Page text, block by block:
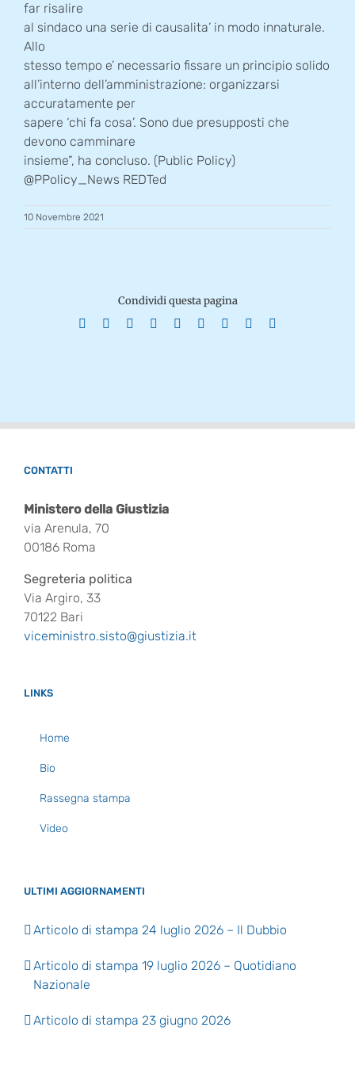
far risalire
al sindaco una serie di causalita’ in modo innaturale.
Allo
stesso tempo e’ necessario fissare un principio solido
all’interno dell’amministrazione: organizzarsi
accuratamente per
sapere ‘chi fa cosa’. Sono due presupposti che
devono camminare
insieme”, ha concluso. (Public Policy)
@PPolicy_News REDTed
10 Novembre 2021
Condividi questa pagina
Facebook Reddit LinkedInWhatsApp
TumblrPinterest
CONTATTI
Ministero della Giustizia
via Arenula, 70
00186 Roma
Segreteria politica
Via Argiro, 33
70122 Bari
viceministro.sisto@giustizia.it
LINKS
Home
Bio
Rassegna stampa
Video
ULTIMI AGGIORNAMENTI
Articolo di stampa 24 luglio 2026 – Il Dubbio
Articolo di stampa 19 luglio 2026 – Quotidiano
Nazionale
Articolo di stampa 23 giugno 2026